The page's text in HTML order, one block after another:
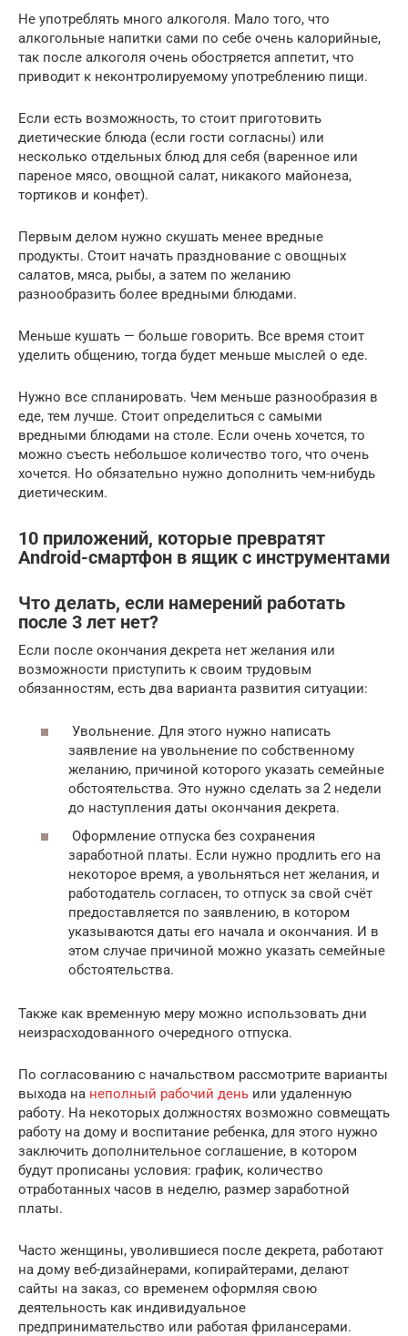
Не употреблять много алкоголя. Мало того, что
алкогольные напитки сами по себе очень калорийные,
так после алкоголя очень обостряется аппетит, что
приводит к неконтролируемому употреблению пищи.
Если есть возможность, то стоит приготовить
диетические блюда (если гости согласны) или
несколько отдельных блюд для себя (варенное или
пареное мясо, овощной салат, никакого майонеза,
тортиков и конфет).
Первым делом нужно скушать менее вредные
продукты. Стоит начать празднование с овощных
салатов, мяса, рыбы, а затем по желанию
разнообразить более вредными блюдами.
Меньше кушать — больше говорить. Все время стоит
уделить общению, тогда будет меньше мыслей о еде.
Нужно все спланировать. Чем меньше разнообразия в
еде, тем лучше. Стоит определиться с самыми
вредными блюдами на столе. Если очень хочется, то
можно съесть небольшое количество того, что очень
хочется. Но обязательно нужно дополнить чем-нибудь
диетическим.
10 приложений, которые превратят
Android-смартфон в ящик с инструментами
Что делать, если намерений работать
после 3 лет нет?
Если после окончания декрета нет желания или
возможности приступить к своим трудовым
обязанностям, есть два варианта развития ситуации:
Увольнение. Для этого нужно написать
заявление на увольнение по собственному
желанию, причиной которого указать семейные
обстоятельства. Это нужно сделать за 2 недели
до наступления даты окончания декрета.
Оформление отпуска без сохранения
заработной платы. Если нужно продлить его на
некоторое время, а увольняться нет желания, и
работодатель согласен, то отпуск за свой счёт
предоставляется по заявлению, в котором
указываются даты его начала и окончания. И в
этом случае причиной можно указать семейные
обстоятельства.
Также как временную меру можно использовать дни
неизрасходованного очередного отпуска.
По согласованию с начальством рассмотрите варианты
выхода на неполный рабочий день или удаленную
работу. На некоторых должностях возможно совмещать
работу на дому и воспитание ребенка, для этого нужно
заключить дополнительное соглашение, в котором
будут прописаны условия: график, количество
отработанных часов в неделю, размер заработной
платы.
Часто женщины, уволившиеся после декрета, работают
на дому веб-дизайнерами, копирайтерами, делают
сайты на заказ, со временем оформляя свою
деятельность как индивидуальное
предпринимательство или работая фрилансерами.